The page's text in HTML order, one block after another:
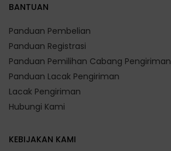
BANTUAN
Panduan Pembelian
Panduan Registrasi
Panduan Pemilihan Cabang Pengiriman
Panduan Lacak Pengiriman
Lacak Pengiriman
Hubungi Kami
KEBIJAKAN KAMI